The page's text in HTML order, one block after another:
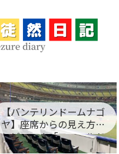
【バンテリンドームナゴ
ヤ】座席からの見え方を
レビュー！「フィールド
シート編」